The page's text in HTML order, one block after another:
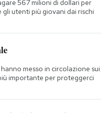
567 milioni di dollari per
utenti più giovani dai rischi
messo in circolazione sui
importante per proteggerci